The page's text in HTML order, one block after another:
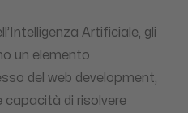
Artificiale, gli
un elemento
del web development,
capacità di risolvere